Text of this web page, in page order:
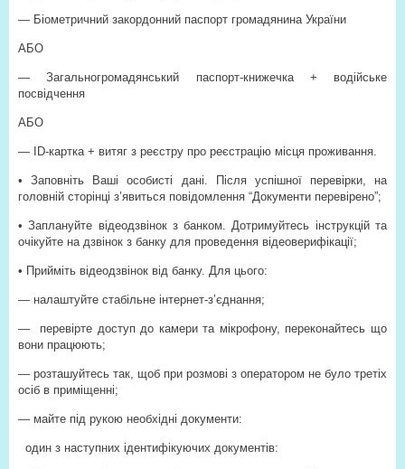
— Біометричний закордонний паспорт громадянина України
АБО
— Загальногромадянський паспорт-книжечка + водійське
посвідчення
АБО
— ID-картка + витяг з реєстру про реєстрацію місця проживання.
• Заповніть Ваші особисті дані. Після успішної перевірки, на
головній сторінці з’явиться повідомлення “Документи перевірено”;
• Заплануйте відеодзвінок з банком. Дотримуйтесь інструкцій та
очікуйте на дзвінок з банку для проведення відеоверифікації;
• Прийміть відеодзвінок від банку. Для цього:
— налаштуйте стабільне інтернет-з’єднання;
—
перевірте доступ до камери та мікрофону, переконайтесь що
вони працюють;
— розташуйтесь так, щоб при розмові з оператором не було третіх
осіб в приміщенні;
— майте під рукою необхідні документи:
один з наступних ідентифікуючих документів: